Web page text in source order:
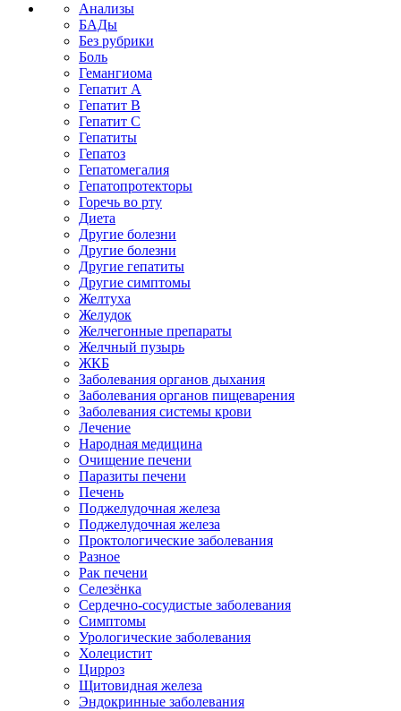
Анализы
БАДы
Без рубрики
Боль
Гемангиома
Гепатит A
Гепатит B
Гепатит C
Гепатиты
Гепатоз
Гепатомегалия
Гепатопротекторы
Горечь во рту
Диета
Другие болезни
Другие болезни
Другие гепатиты
Другие симптомы
Желтуха
Желудок
Желчегонные препараты
Желчный пузырь
ЖКБ
Заболевания органов дыхания
Заболевания органов пищеварения
Заболевания системы крови
Лечение
Народная медицина
Очищение печени
Паразиты печени
Печень
Поджелудочная железа
Поджелудочная железа
Проктологические заболевания
Разное
Рак печени
Селезёнка
Сердечно-сосудистые заболевания
Симптомы
Урологические заболевания
Холецистит
Цирроз
Щитовидная железа
Эндокринные заболевания